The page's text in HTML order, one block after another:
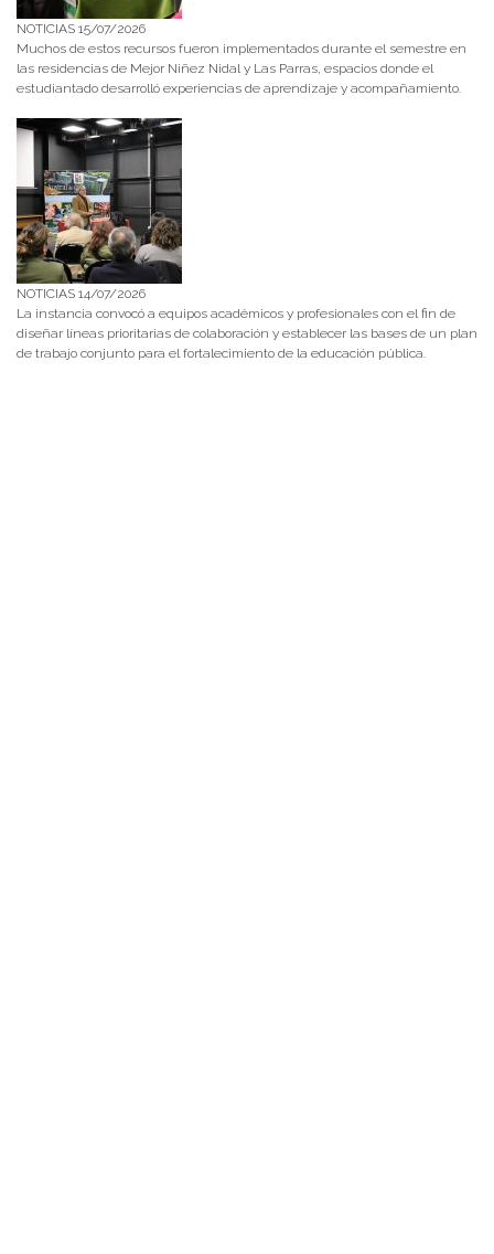
NOTICIAS 15/07/2026
Muchos de estos recursos fueron implementados durante el semestre en
las residencias de Mejor Niñez Nidal y Las Parras, espacios donde el
estudiantado desarrolló experiencias de aprendizaje y acompañamiento.
NOTICIAS 14/07/2026
La instancia convocó a equipos académicos y profesionales con el fin de
diseñar líneas prioritarias de colaboración y establecer las bases de un plan
de trabajo conjunto para el fortalecimiento de la educación pública.